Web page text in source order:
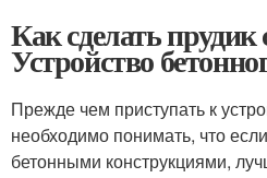
Как сделать
Устройство
Прежде чем приступать к
необходимо понимать, что
бетонными конструкциями,